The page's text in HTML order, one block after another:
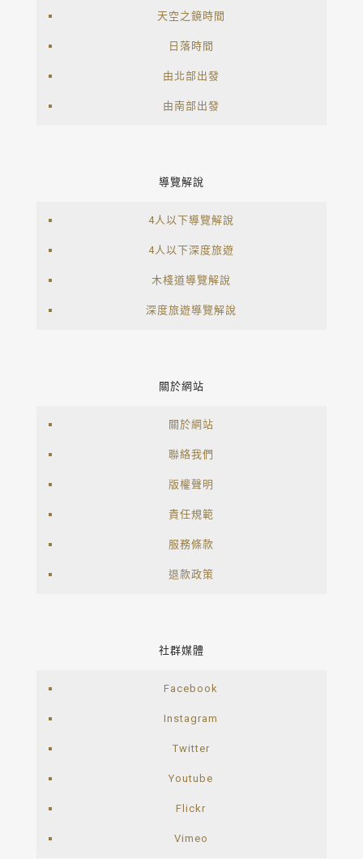
天空之鏡時間
日落時間
由北部出發
由南部出發
導覽解說
4人以下導覽解說
4人以下深度旅遊
木棧道導覽解說
深度旅遊導覽解說
關於網站
關於網站
聯絡我們
版權聲明
責任規範
服務條款
退款政策
社群媒體
Facebook
Instagram
Twitter
Youtube
Flickr
Vimeo